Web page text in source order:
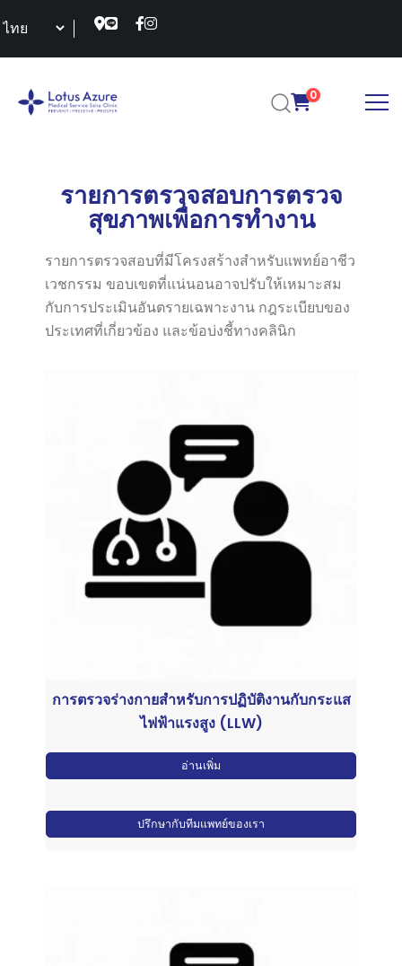
0
รายการตรวจสอบการตรวจ
สุขภาพเพื่อการทำงาน
รายการตรวจสอบที่มีโครงสร้างสำหรับแพทย์อาชีว
เวชกรรม ขอบเขตที่แน่นอนอาจปรับให้เหมาะสม
กับการประเมินอันตรายเฉพาะงาน กฎระเบียบของ
ประเทศที่เกี่ยวข้อง และข้อบ่งชี้ทางคลินิก
การตรวจร่างกายสำหรับการปฏิบัติงานกับกระแส
ไฟฟ้าแรงสูง (LLW)
อ่านเพิ่ม
ปรึกษากับทีมแพทย์ของเรา